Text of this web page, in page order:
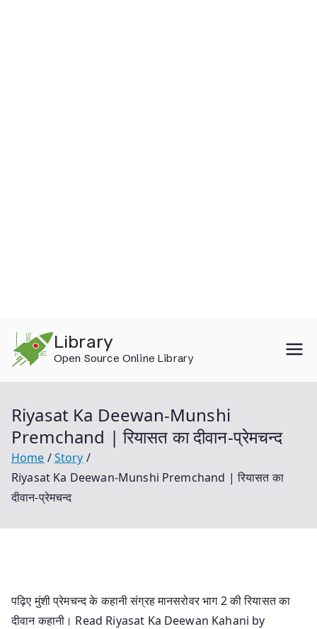
content
Library
Open Source Online Library
Riyasat Ka Deewan-Munshi
Premchand | रियासत का दीवान-प्रेमचन्द
Home
Story
Riyasat Ka Deewan-Munshi Premchand | रियासत का
दीवान-प्रेमचन्द
पढ़िए मुंशी प्रेमचन्द के कहानी संग्रह मानसरोवर भाग 2 की रियासत का
दीवान कहानी। Read Riyasat Ka Deewan Kahani by